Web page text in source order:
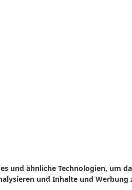
und ähnliche Technologien, um
und Inhalte und